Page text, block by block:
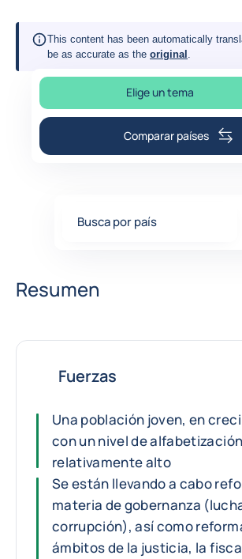
This content has been automatically
be as accurate as the original .
Elige un tema
Selleciona la
Comparar países
Busca por país
Resumen
Fuerzas
Una población joven, en
con un nivel de alfabetización
relativamente alto
Se están llevando a cabo
materia de gobernanza
corrupción), así como
ámbitos de la justicia, la